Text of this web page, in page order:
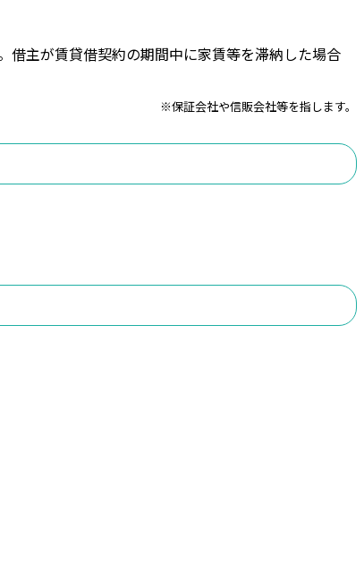
主が賃貸借契約の期間中に家賃等を滞納した場合
※保証会社や信販会社等を指します。